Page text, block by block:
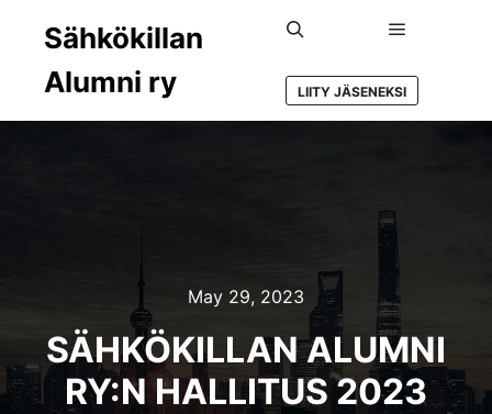
Sähkökillan
Alumni ry
LIITY JÄSENEKSI
May 29, 2023
SÄHKÖKILLAN ALUMNI
RY:N HALLITUS 2023